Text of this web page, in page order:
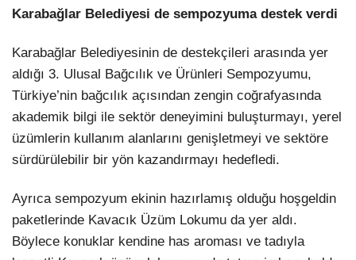
Karabağlar Belediyesi de sempozyuma destek verdi
Karabağlar Belediyesinin de destekçileri arasında yer
aldığı 3. Ulusal Bağcılık ve Ürünleri Sempozyumu,
Türkiye’nin bağcılık açısından zengin coğrafyasında
akademik bilgi ile sektör deneyimini buluşturmayı, yerel
üzümlerin kullanım alanlarını genişletmeyi ve sektöre
sürdürülebilir bir yön kazandırmayı hedefledi.
Ayrıca sempozyum ekinin hazırlamış olduğu hoşgeldin
paketlerinde Kavacık Üzüm Lokumu da yer aldı.
Böylece konuklar kendine has aroması ve tadıyla